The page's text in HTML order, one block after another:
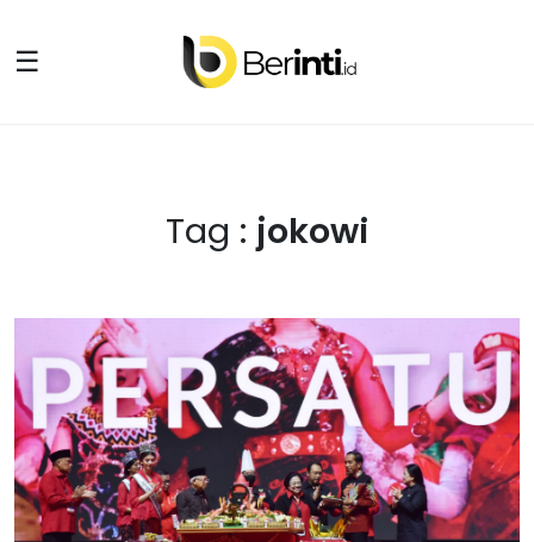
☰
Tag : jokowi